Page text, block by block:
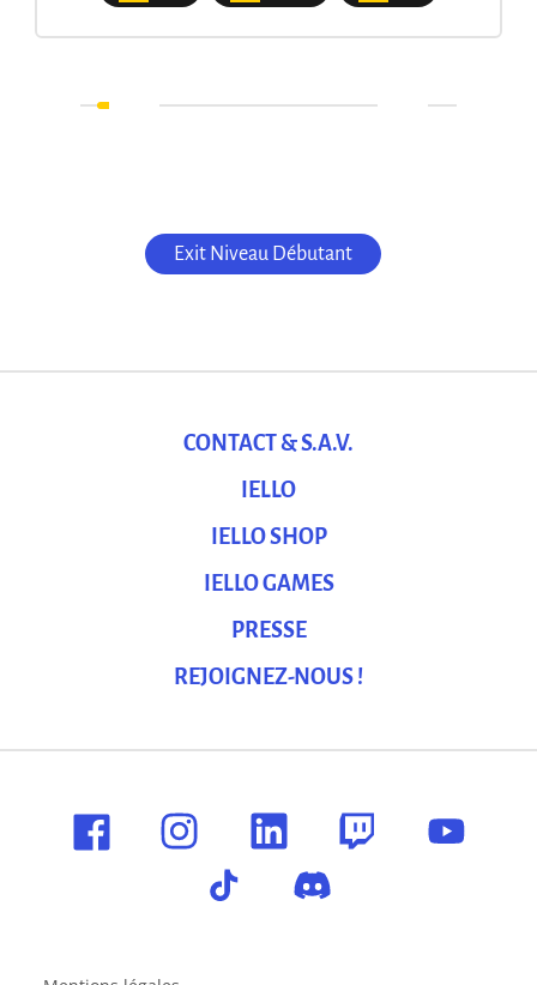
Exit Niveau Débutant
CONTACT & S.A.V.
IELLO
IELLO SHOP
IELLO GAMES
PRESSE
REJOIGNEZ-NOUS !